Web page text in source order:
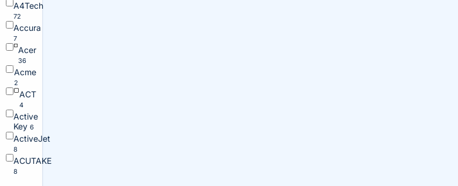
A4Tech
72
Accura
7
Acer
36
Acme
2
ACT
4
Active
Key 6
ActiveJet
8
ACUTAKE
8